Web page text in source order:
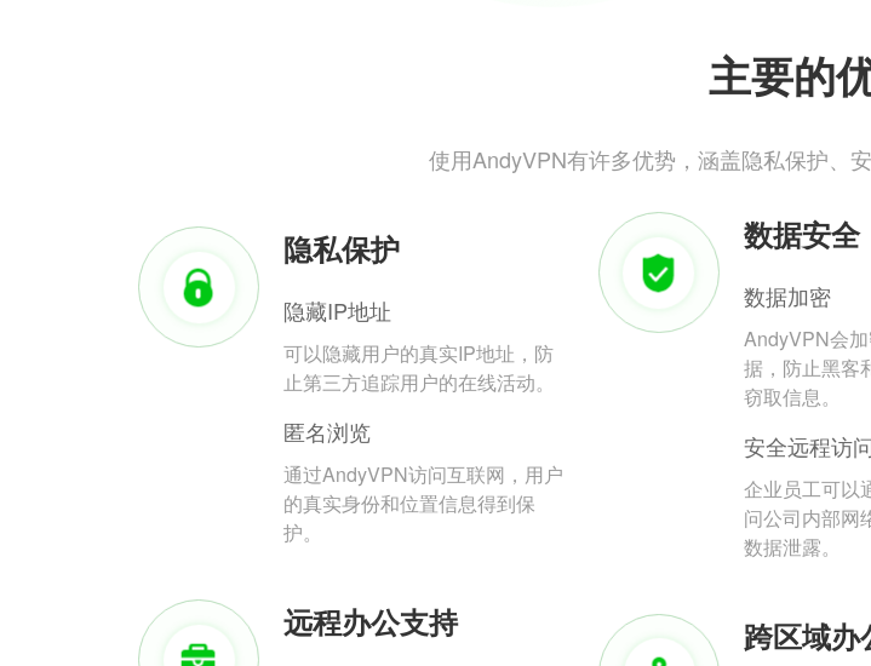
主要的
使用AndyVPN有许多优势，涵盖隐私保护、
隐私保护
隐藏IP地址
可以隐藏用户的真实IP地址，防
止第三方追踪用户的在线活动。
匿名浏览
通过AndyVPN访问互联网，用户
的真实身份和位置信息得到保
护。
数据安全
数据加密
AndyVPN会
据，防止黑客
窃取信息。
安全远程访
企业员工可以
问公司内部网
数据泄露。
远程办公支持 跨区域办